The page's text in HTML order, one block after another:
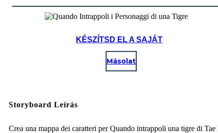
KÉSZÍTSD EL A SAJÁT
Másolat
Storyboard Leírás
Crea una mappa dei caratteri per Quando intrappoli una tigre di